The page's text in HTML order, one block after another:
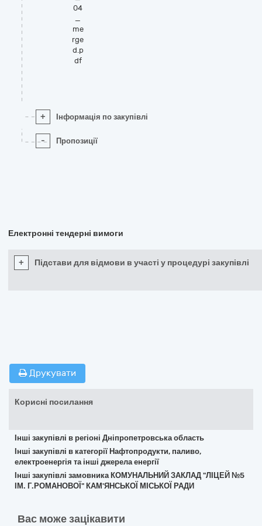
04
_
me
rge
d.p
df
+ Інформація по закупівлі
- Пропозиції
Електронні тендерні вимоги
+ Підстави для відмови в участі у процедурі закупівлі
Друкувати
Корисні посилання
Інші закупівлі в регіоні Дніпропетровська область
Інші закупівлі в категорії Нафтопродукти, паливо,
електроенергія та інші джерела енергії
Інші закупівлі замовника КОМУНАЛЬНИЙ ЗАКЛАД "ЛІЦЕЙ №5
ІМ. Г.РОМАНОВОЇ" КАМ'ЯНСЬКОЇ МІСЬКОЇ РАДИ
Вас може зацікавити